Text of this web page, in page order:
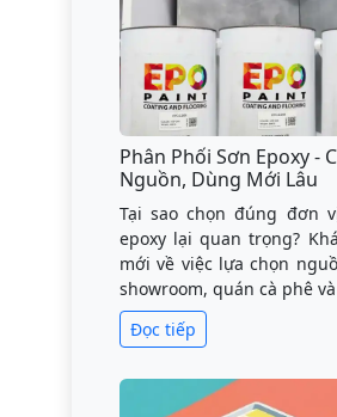
Phân Phối Sơn Epoxy -
Nguồn, Dùng Mới Lâu
Tại sao chọn đúng đơn
epoxy lại quan trọng?
mới về việc lựa chọn
showroom, quán cà phê
Đọc tiếp